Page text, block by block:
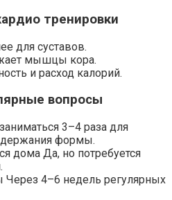
тренировки
для суставов.
мышцы кора.
и расход калорий.
вопросы
3–4 раза для
формы.
дома Да, но потребуется
Через 4–6 недель регулярных